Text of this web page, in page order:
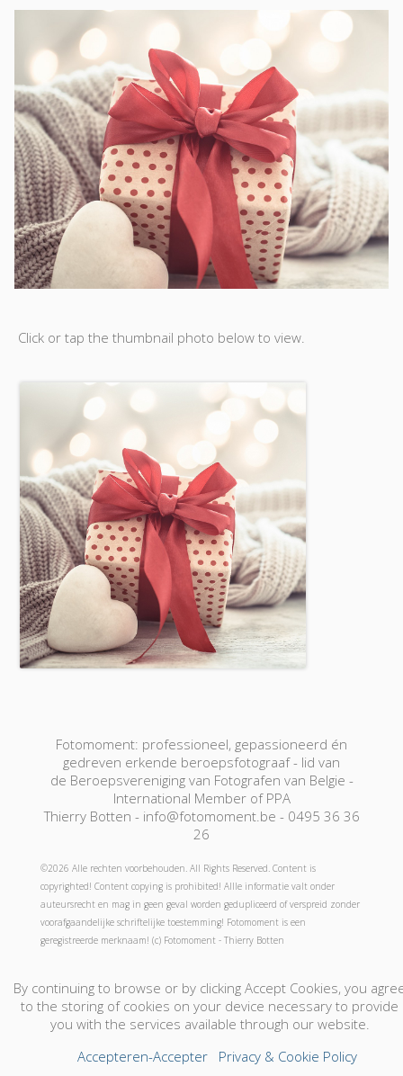
Click or tap the thumbnail photo below to view.
Fotomoment: professioneel, gepassioneerd én
gedreven erkende beroepsfotograaf - lid van
de Beroepsvereniging van Fotografen van Belgie -
International Member of PPA
Thierry Botten - info@fotomoment.be - 0495 36 36
26
©2026 Alle rechten voorbehouden. All Rights Reserved. Content is
copyrighted! Content copying is prohibited! Allle informatie valt onder
auteursrecht en mag in geen geval worden gedupliceerd of verspreid zonder
voorafgaandelijke schriftelijke toestemming! Fotomoment is een
geregistreerde merknaam! (c) Fotomoment - Thierry Botten
Fotograaf-Photographe Jouw foto's-Vos Photos
Boek Nu - Réservation Cadeaubon! - Bon Cadeau!
Contact
By continuing to browse or by clicking Accept Cookies, you
to the storing of cookies on your device necessary to provide
you with the services available through our website.
Accepteren-Accepter
Privacy & Cookie Policy